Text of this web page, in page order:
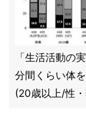
「生活活動の
分間くらい体
(20歳以上/性